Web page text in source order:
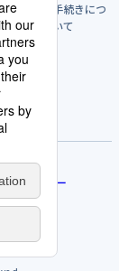
手続きにつ
いて
シー
イトポリシー